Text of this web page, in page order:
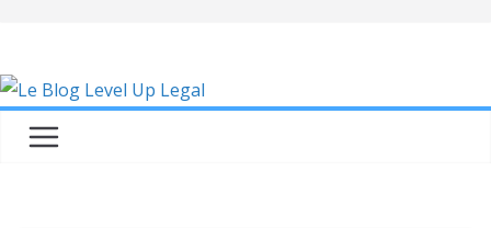
content